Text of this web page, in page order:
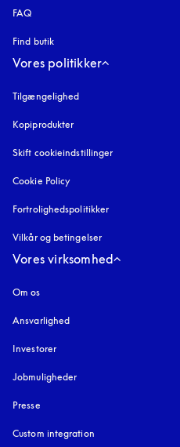
FAQ
Find butik
Vores politikker
Tilgængelighed
Kopiprodukter
Skift cookieindstillinger
Cookie Policy
Fortrolighedspolitikker
Vilkår og betingelser
Vores virksomhed
Om os
Ansvarlighed
Investorer
Jobmuligheder
Presse
Custom integration